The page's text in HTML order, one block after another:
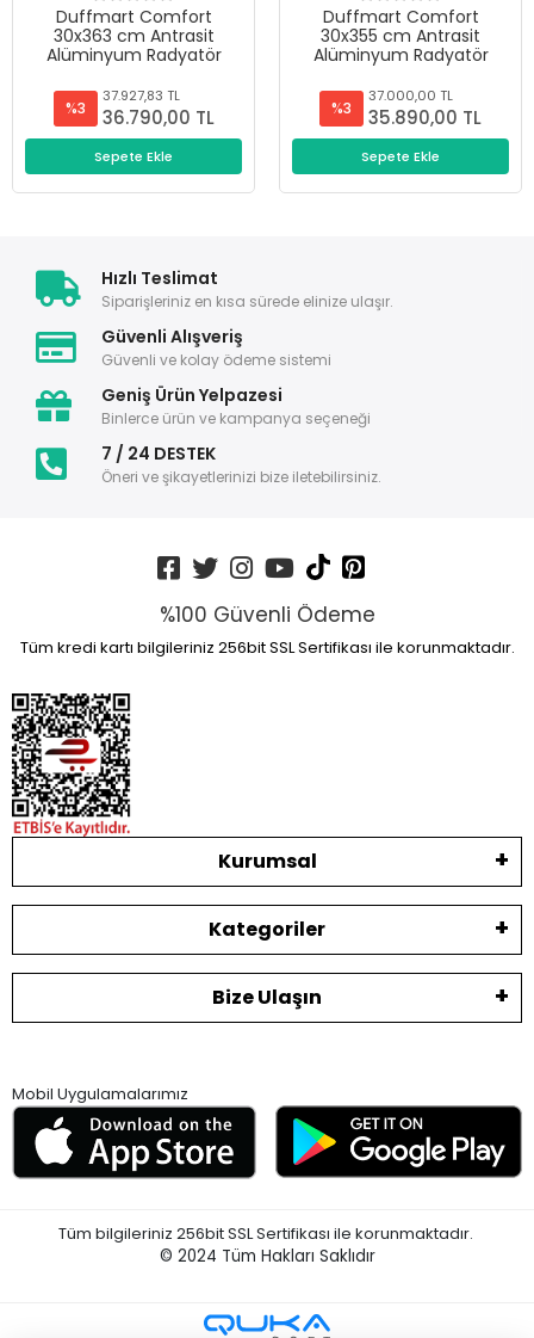
Duffmart Comfort
30x363 cm Antrasit
Alüminyum Radyatör
%3
37.927,83 TL
36.790,00 TL
Sepete Ekle
Duffmart Comfort
30x355 cm Antrasit
Alüminyum Radyatör
%3
37.000,00 TL
35.890,00 TL
Sepete Ekle
Hızlı Teslimat
Siparişleriniz en kısa sürede elinize ulaşır.
Güvenli Alışveriş
Güvenli ve kolay ödeme sistemi
Geniş Ürün Yelpazesi
Binlerce ürün ve kampanya seçeneği
7 / 24 DESTEK
Öneri ve şikayetlerinizi bize iletebilirsiniz.
%100 Güvenli Ödeme
Tüm kredi kartı bilgileriniz 256bit SSL Sertifikası ile korunmaktadır.
Kurumsal
Kategoriler
Bize Ulaşın
Mobil Uygulamalarımız
Tüm bilgileriniz 256bit SSL Sertifikası ile korunmaktadır.
© 2024 Tüm Hakları Saklıdır